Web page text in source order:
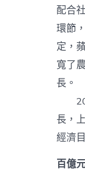
配合
環節
定，
寬了
長。
長，
經濟
百億